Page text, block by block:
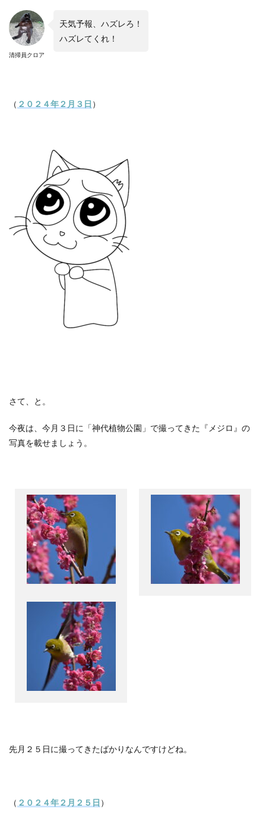
清掃員クロア
天気予報、ハズレろ！
ハズレてくれ！
（ ２０２４年２月３日 ）
さて、と。
今夜は、今月３日に「神代植物公園」で撮ってきた『メジロ』の
写真を載せましょう。
先月２５日に撮ってきたばかりなんですけどね。
（ ２０２４年２月２５日 ）